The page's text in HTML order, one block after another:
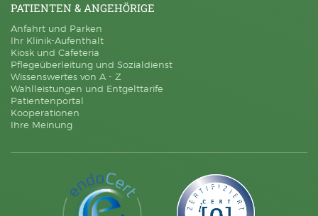
PATIENTEN & ANGEHÖRIGE
Anfahrt und Parken
Ihr Klinik-Aufenthalt
Kiosk und Cafeteria
Pflegeüberleitung und Sozialdienst
Wissenswertes von A - Z
Wahlleistungen und Entgelttarife
Patientenportal
Kooperationen
Ihre Meinung